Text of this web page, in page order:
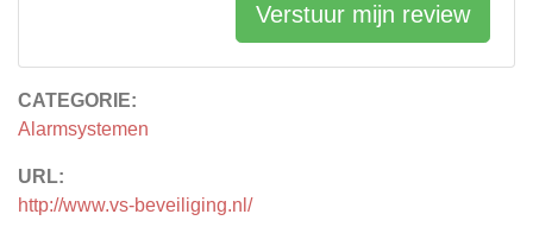
CATEGORIE:
Alarmsystemen
URL:
http://www.vs-beveiliging.nl/
Verstuur mijn review